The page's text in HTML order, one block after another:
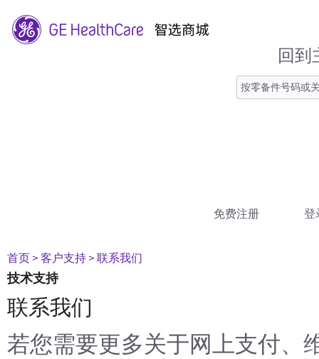
回到
免费注册 登
首页 > 客户支持 > 联系我们
技术支持
联系我们
若您需要更多关于网上支付、